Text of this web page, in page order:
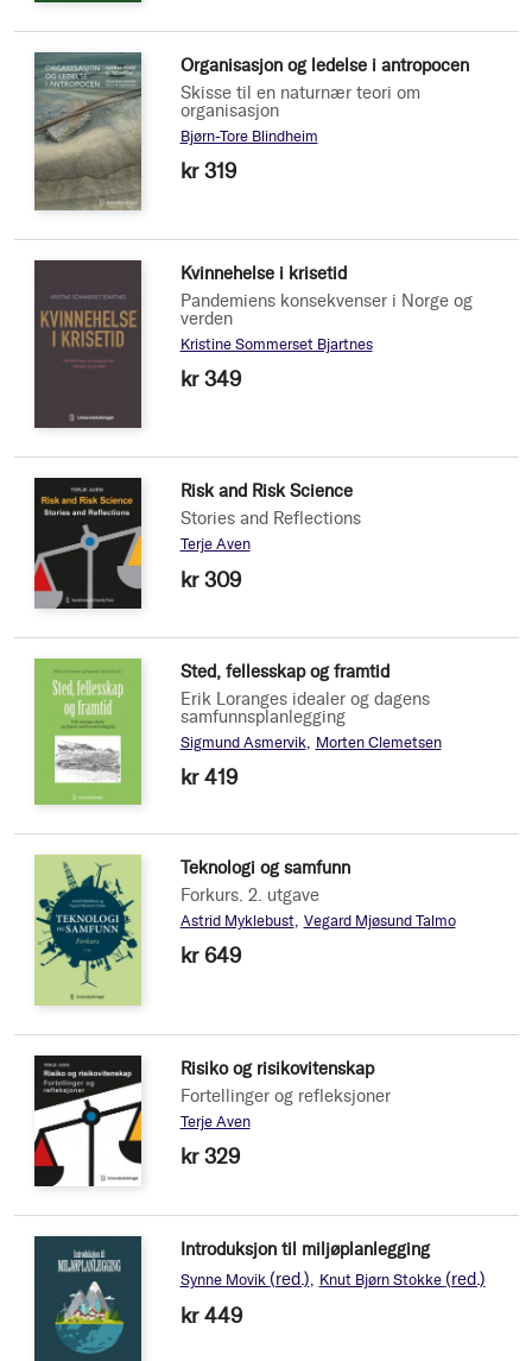
Organisasjon og ledelse i antropocen
Skisse til en naturnær teori om
organisasjon
Bjørn-Tore Blindheim
kr 319
Kvinnehelse i krisetid
Pandemiens konsekvenser i Norge og
verden
Kristine Sommerset Bjartnes
kr 349
Risk and Risk Science
Stories and Reflections
Terje Aven
kr 309
Sted, fellesskap og framtid
Erik Loranges idealer og dagens
samfunnsplanlegging
Sigmund Asmervik Morten Clemetsen
kr 419
Teknologi og samfunn
Forkurs. 2. utgave
Astrid Myklebust Vegard Mjøsund Talmo
kr 649
Risiko og risikovitenskap
Fortellinger og refleksjoner
Terje Aven
kr 329
Introduksjon til miljøplanlegging
Synne Movik (red.) Knut Bjørn Stokke (red.)
kr 449